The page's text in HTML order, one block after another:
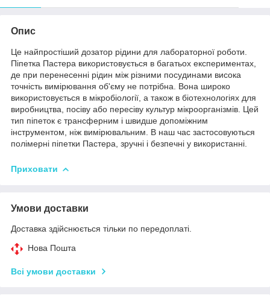
Опис
Це найпростіший дозатор рідини для лабораторної роботи.
Піпетка Пастера використовується в багатьох експериментах,
де при перенесенні рідин між різними посудинами висока
точність вимірювання об'єму не потрібна. Вона широко
використовується в мікробіології, а також в біотехнологіях для
виробництва, посіву або пересіву культур мікроорганізмів. Цей
тип піпеток є трансферним і швидше допоміжним
інструментом, ніж вимірювальним. В наш час застосовуються
полімерні піпетки Пастера, зручні і безпечні у використанні.
Приховати
Умови доставки
Доставка здійснюється тільки по передоплаті.
Нова Пошта
Всі умови доставки